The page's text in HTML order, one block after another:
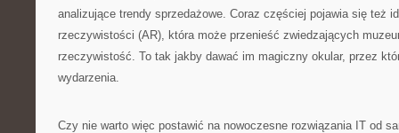
analizujące trendy sprzedażowe. Coraz częściej pojawia się też
rzeczywistości (AR), która może przenieść zwiedzających
rzeczywistość. To tak jakby dawać im magiczny okular, przez
wydarzenia.
Czy nie warto więc postawić na nowoczesne rozwiązania IT od